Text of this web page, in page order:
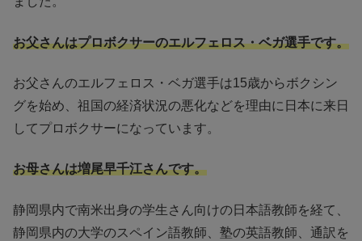
お父さんはプロボクサーのエルフェロス・ベガ選手です。
お父さんのエルフェロス・ベガ選手は15歳からボクシン
グを始め、祖国の経済状況の悪化などを理由に日本に来日
してプロボクサーになっています。
お母さんは増尾早千江さんです。
静岡県内で南米出身の学生さん向けの日本語教師を経て、
静岡県内の大学のスペイン語教師、塾の英語教師、通訳を